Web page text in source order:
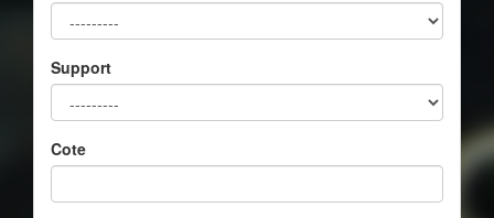
Support
Cote